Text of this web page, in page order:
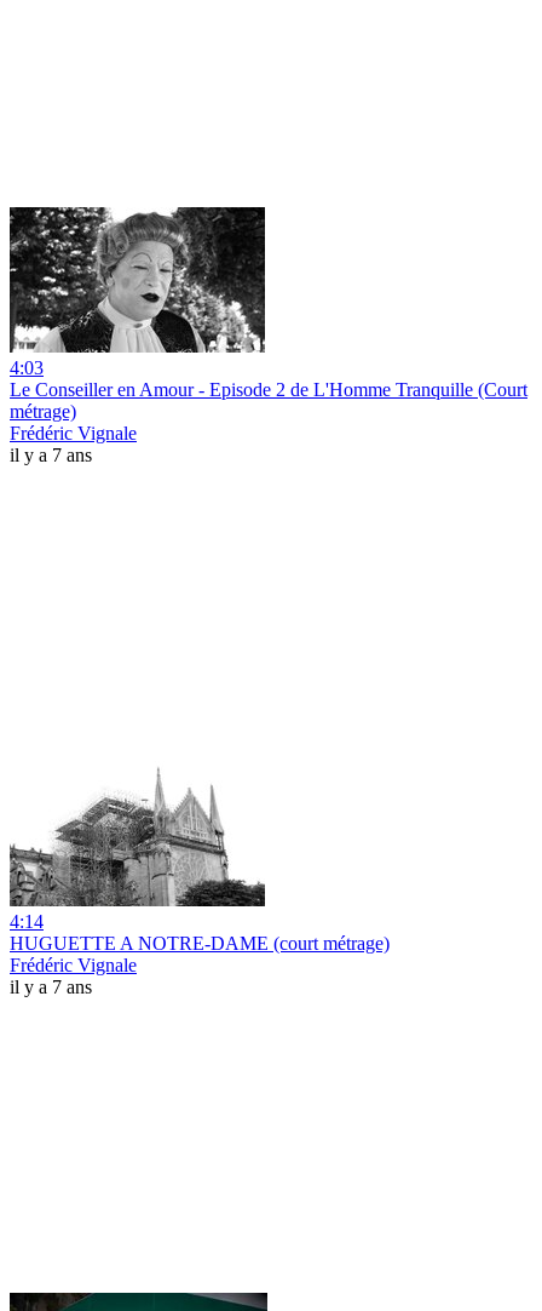
4:03
Le Conseiller en Amour - Episode 2 de L'Homme Tranquille (Court
métrage)
Frédéric Vignale
il y a 7 ans
4:14
HUGUETTE A NOTRE-DAME (court métrage)
Frédéric Vignale
il y a 7 ans